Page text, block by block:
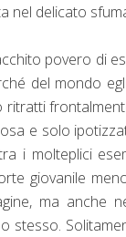
nel delicato
povero di
del mondo
ritratti
e solo
i molteplici
giovanile
ma
stesso.